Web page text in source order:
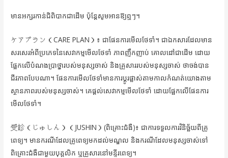
មានអក្សរកាន់ជិពិបាកជាដើម ប៉ុន្តែសូមអានឱ្យឮៗ។
ケアプラン（CARE PLAN）៖ ជាផែនការមើលថែទាំ។ ជាឯកសារដែលមាន
សរសេរអំពីប្រភេទនៃសេវាកម្មមើលថែទាំ ភាពញឹកញាប់ គោលដៅជាដើម ដោយ
ផ្អែកលើបំណងប្រាថ្នារបស់មនុស្សចាស់ និងគ្រួសាររបស់មនុស្សចាស់ ថាចង់បាន
ជីវភាពបែបណា។ ផែនការមើលថែទាំមានការប្ដូរផ្លាស់តាមកាលកំណត់យោងតាម
ស្ថានភាពរបស់មនុស្សចាស់។ គេផ្ដល់សេវាកម្មមើលថែទាំ ដោយផ្អែកលើផែនការ
មើលថែទាំ។
受診（じゅしん）（JUSHIN）(ពិគ្រោះជំងឺ)៖ ជាការទទួលការវិនិច្ឆ័យពីគ្រូ
ពេទ្យ។ មានករណីដែលគ្រូពេទ្យមកដល់មណ្ឌល និងករណីដែលមនុស្សចាស់ទៅ
ពិគ្រោះជំងឺជាមួយបុគ្គលិក ឬគ្រួសារនៅមន្ទីរពេទ្យ។